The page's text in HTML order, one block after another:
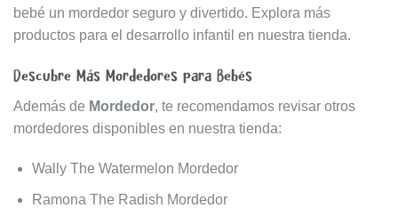
bebé un mordedor seguro y divertido. Explora más
productos para el desarrollo infantil en nuestra tienda.
Descubre Más Mordedores para Bebés
Además de Mordedor, te recomendamos revisar otros
mordedores disponibles en nuestra tienda:
Wally The Watermelon Mordedor
Ramona The Radish Mordedor